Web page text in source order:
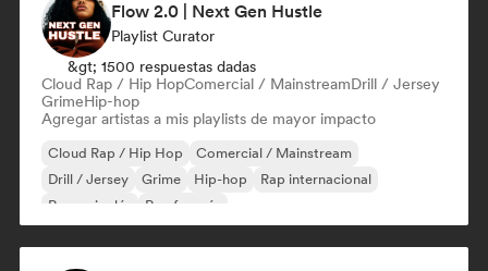
Flow 2.0 | Next Gen Hustle
Playlist Curator
&gt; 1500 respuestas dadas
Cloud Rap / Hip HopComercial / MainstreamDrill / Jersey
GrimeHip-hop
Agregar artistas a mis playlists de mayor impacto
Cloud Rap / Hip Hop
Comercial / Mainstream
Drill / Jersey
Grime Hip-hop
Rap internacional
Rap en inglés
Rap francés